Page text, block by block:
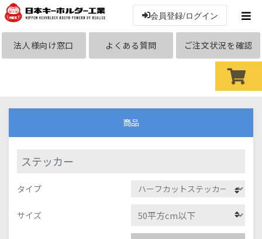
会員登録/ログイン
法人様向け窓口 よくある質問 ご注文状況を確認
商品
ステッカー
タイプ
サイズ